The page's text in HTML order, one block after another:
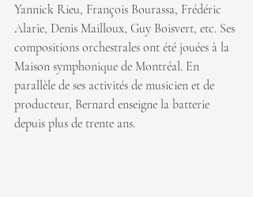
Yannick Rieu, François Bourassa, Frédéric
Alarie, Denis Mailloux, Guy Boisvert, etc. Ses
compositions orchestrales ont été jouées à la
Maison symphonique de Montréal. En
parallèle de ses activités de musicien et de
producteur, Bernard enseigne la batterie
depuis plus de trente ans.